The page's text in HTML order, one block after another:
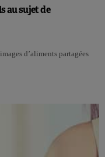
au sujet de
d’aliments partagées